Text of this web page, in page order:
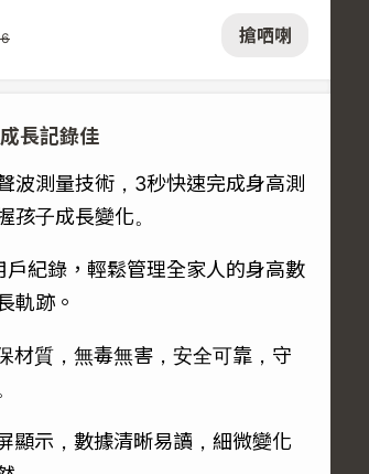
搶哂喇
長記錄佳
波測量技術，3秒快速完成身高測
孩子成長變化。
戶紀錄，輕鬆管理全家人的身高數
軌跡。
材質，無毒無害，安全可靠，守
顯示，數據清晰易讀，細微變化